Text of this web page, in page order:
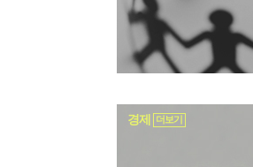
경제 더보기